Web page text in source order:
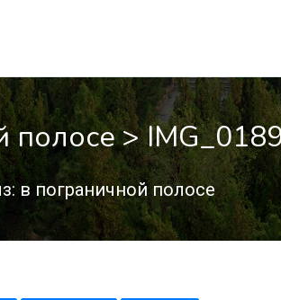
>
в пограничной полосе